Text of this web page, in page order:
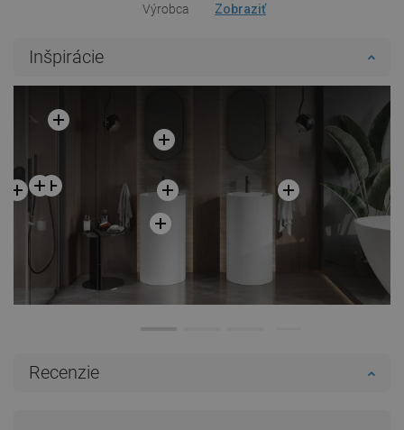
Výrobca Zobraziť
Inšpirácie
Recenzie